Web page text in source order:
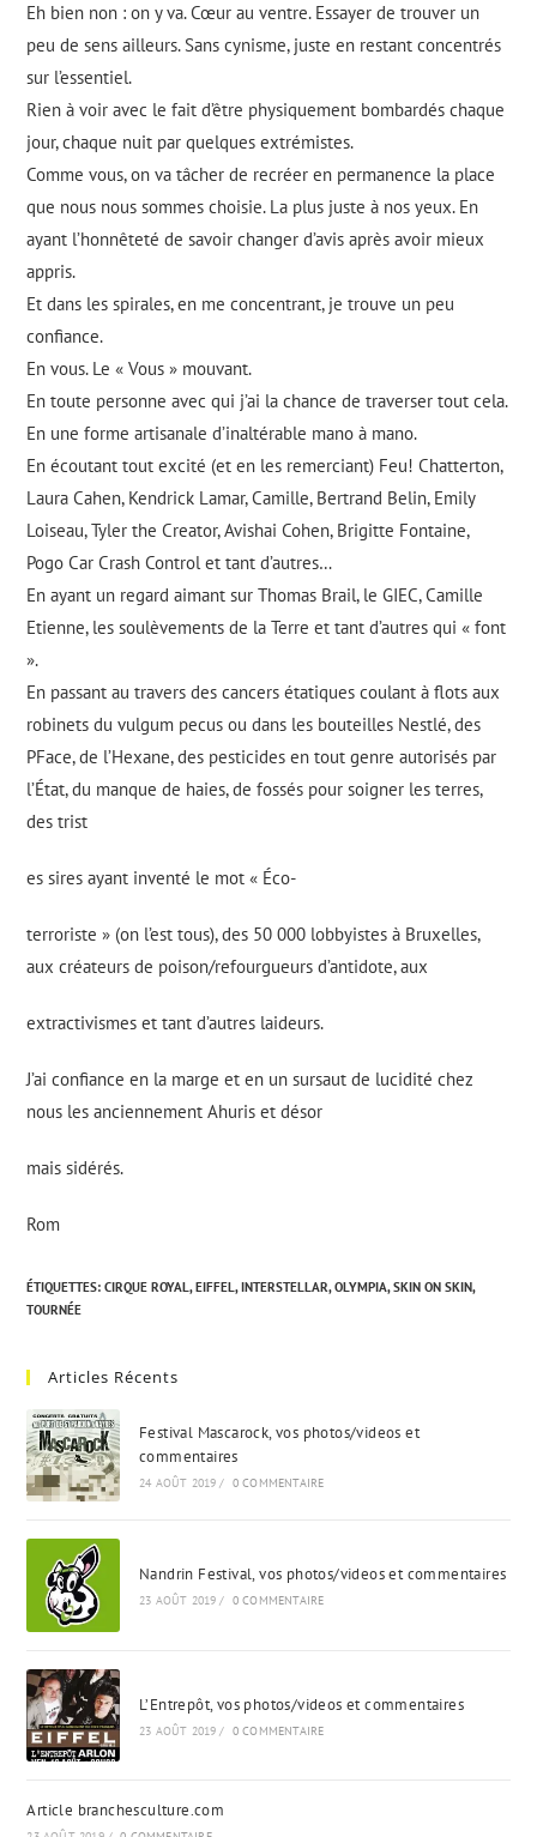
Eh bien non : on y va. Cœur au ventre. Essayer de trouver un
peu de sens ailleurs. Sans cynisme, juste en restant concentrés
sur l’essentiel.
Rien à voir avec le fait d’être physiquement bombardés chaque
jour, chaque nuit par quelques extrémistes.
Comme vous, on va tâcher de recréer en permanence la place
que nous nous sommes choisie. La plus juste à nos yeux. En
ayant l’honnêteté de savoir changer d’avis après avoir mieux
appris.
Et dans les spirales, en me concentrant, je trouve un peu
confiance.
En vous. Le « Vous » mouvant.
En toute personne avec qui j’ai la chance de traverser tout cela.
En une forme artisanale d’inaltérable mano à mano.
En écoutant tout excité (et en les remerciant) Feu! Chatterton,
Laura Cahen, Kendrick Lamar, Camille, Bertrand Belin, Emily
Loiseau, Tyler the Creator, Avishai Cohen, Brigitte Fontaine,
Pogo Car Crash Control et tant d’autres…
En ayant un regard aimant sur Thomas Brail, le GIEC, Camille
Etienne, les soulèvements de la Terre et tant d’autres qui « font
».
En passant au travers des cancers étatiques coulant à flots aux
robinets du vulgum pecus ou dans les bouteilles Nestlé, des
PFace, de l’Hexane, des pesticides en tout genre autorisés par
l’État, du manque de haies, de fossés pour soigner les terres,
des trist
es sires ayant inventé le mot « Éco-
terroriste » (on l’est tous), des 50 000 lobbyistes à Bruxelles,
aux créateurs de poison/refourgueurs d’antidote, aux
extractivismes et tant d’autres laideurs.
J’ai confiance en la marge et en un sursaut de lucidité chez
nous les anciennement Ahuris et désor
mais sidérés.
Rom
ÉTIQUETTES:CIRQUE ROYAL, EIFFEL, INTERSTELLAR, OLYMPIA, SKIN ON SKIN,
TOURNÉE
Articles Récents
Festival Mascarock, vos photos/videos et
commentaires
24 AOÛT 2019 / 0 COMMENTAIRE
Nandrin Festival, vos photos/videos et commentaires
23 AOÛT 2019 / 0 COMMENTAIRE
L’Entrepôt, vos photos/videos et commentaires
23 AOÛT 2019 / 0 COMMENTAIRE
Article branchesculture.com